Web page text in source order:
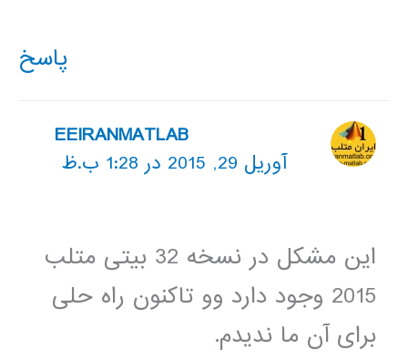
پاسخ
EEIRANMATLAB
آوریل 29, 2015 در 1:28 ب.ظ
این مشکل در نسخه 32 بیتی متلب
2015 وجود دارد وو تاکنون راه حلی
برای آن ما ندیدم.